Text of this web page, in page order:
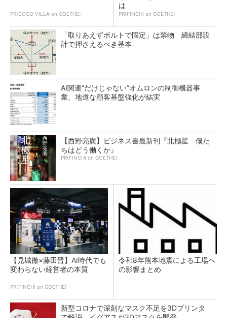
PR(COCO VILLA on GOETHE)
は
PR(FINCHI on GOETHE)
「取りあえずボルトで固定」は禁物 締結部設
計で押さえるべき基本
AI関連“だけじゃない”オムロンの制御機器事
業、地道な顧客基盤強化が結実
【西野亮廣】ビジネス書最新刊『北極星 僕た
ちはどう働くか』
PR(FINCHI on GOETHE)
【見城徹×藤田晋】AI時代でも
変わらない経営者の本質
PR(FINCHI on GOETHE)
令和8年熊本地震による工場へ
の影響まとめ
新型コロナで深刻なマスク不足を3Dプリンタ
で解消、イグアスが3Dマスクを開発